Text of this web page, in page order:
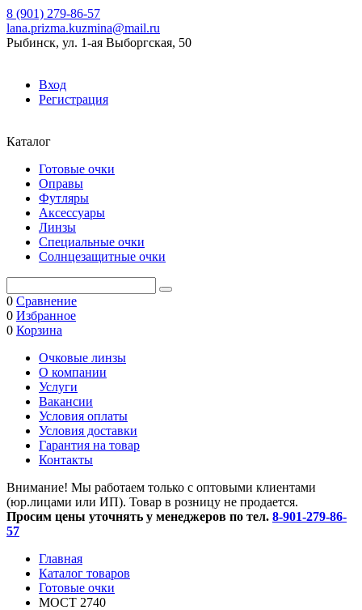
8 (901) 279-86-57
lana.prizma.kuzmina@mail.ru
Рыбинск, ул. 1-ая Выборгская, 50
Вход
Регистрация
Каталог
Готовые очки
Оправы
Футляры
Аксессуары
Линзы
Специальные очки
Солнцезащитные очки
0 Сравнение
0 Избранное
0 Корзина
Очковые линзы
O компании
Услуги
Вакансии
Условия оплаты
Условия доставки
Гарантия на товар
Контакты
Внимание! Мы работаем только с оптовыми клиентами
(юр.лицами или ИП). Товар в розницу не продается.
Просим цены уточнять у менеджеров по тел. 8-901-279-86-
57
Главная
Каталог товаров
Готовые очки
МОСТ 2740